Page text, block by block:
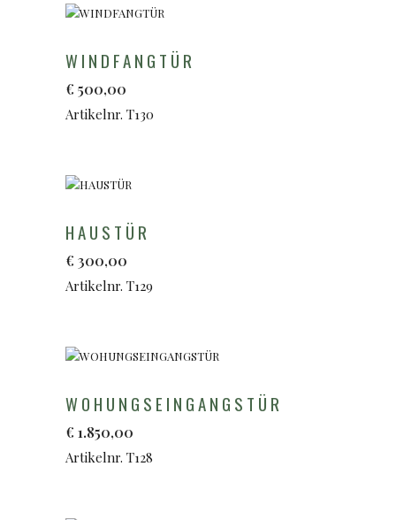
WINDFANGTÜR
€ 500,00
Artikelnr. T130
HAUSTÜR
€ 300,00
Artikelnr. T129
WOHUNGSEINGANGSTÜR
€ 1.850,00
Artikelnr. T128